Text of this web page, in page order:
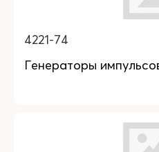
4221-74
Генераторы